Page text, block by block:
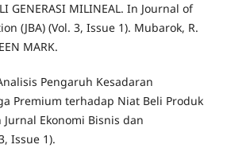
GENERASI MILINEAL. In Journal of
(JBA) (Vol. 3, Issue 1). Mubarok, R.
MARK.
Pengaruh Kesadaran
Premium terhadap Niat Beli Produk
Ekonomi Bisnis dan
Issue 1).